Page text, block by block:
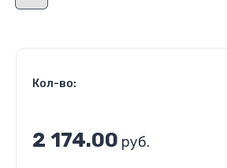
Кол-во:
2 174.00 руб.